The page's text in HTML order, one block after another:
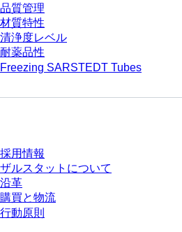
品質管理
材質特性
清浄度レベル
耐薬品性
Freezing SARSTEDT Tubes
採用情報
ザルスタットについて
沿革
購買と物流
行動原則